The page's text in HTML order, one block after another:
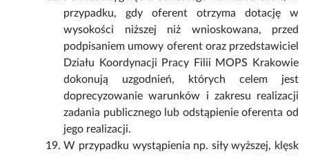
przypadku, gdy oferent otrzyma dotację w
wysokości niższej niż wnioskowana, przed
podpisaniem umowy oferent oraz przedstawiciel
Działu Koordynacji Pracy Filii MOPS Krakowie
dokonują uzgodnień, których celem jest
doprecyzowanie warunków i zakresu realizacji
zadania publicznego lub odstąpienie oferenta od
jego realizacji.
W przypadku wystąpienia np. siły wyższej, klęsk